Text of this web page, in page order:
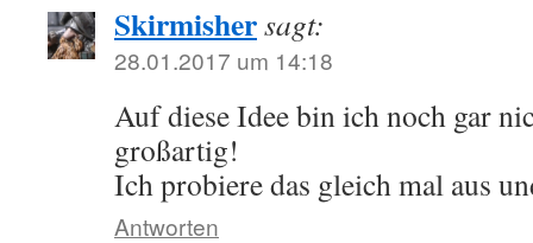
Skirmishersagt:
28.01.2017 um 14:18
Auf diese Idee bin ich noch gar
großartig!
Ich probiere das gleich mal aus
Antworten